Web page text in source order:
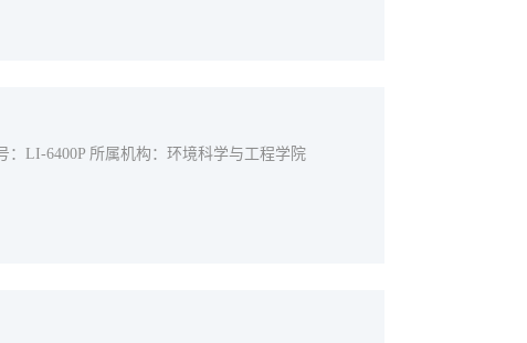
：LI-6400P 所属机构：环境科学与工程学院